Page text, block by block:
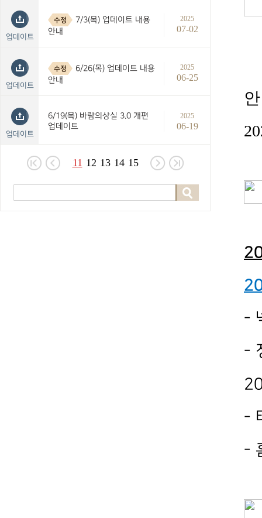
업데이트
수정
7/3(목) 업데이트 내용
안내
2025
07-02
업데이트
수정
6/26(목) 업데이트 내용
안내
2025
06-25
업데이트
6/19(목) 바람의상실 3.0 개편
업데이트
2025
06-19
11 12 13 14 15
-
-
-
-